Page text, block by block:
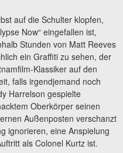
auf die Schulter klopfen,
Now“ eingefallen ist,
Stunden von Matt Reeves
ein Graffiti zu sehen, der
Klassiker auf den
falls irgendjemand noch
Harrelson gespielte
Oberkörper seinen
Außenposten verschanzt
ignorieren, eine Anspielung
als Colonel Kurtz ist.